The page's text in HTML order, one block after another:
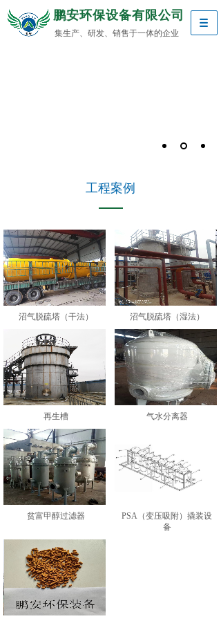
集生产、研发、销售于一体的企业
鹏安环保设备有限公司
工程案例
沼气脱硫塔（干法） 沼气脱硫塔（湿法）
再生槽 气水分离器
贫富甲醇过滤器
PSA（变压吸附）撬装设
备